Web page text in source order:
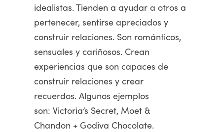
idealistas. Tienden a ayudar a otros a
pertenecer, sentirse apreciados y
construir relaciones. Son románticos,
sensuales y cariñosos. Crean
experiencias que son capaces de
construir relaciones y crear
recuerdos. Algunos ejemplos
son: Victoria’s Secret, Moet &
Chandon + Godiva Chocolate.